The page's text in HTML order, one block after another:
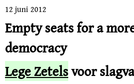
12 juni 2012
Empty seats for a
democracy
Lege Zetelsvoor